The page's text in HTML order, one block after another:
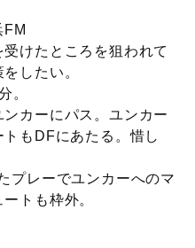
けたところを狙われて
したい。
。
ンカーにパス。ユンカー
もDFにあたる。惜し
プレーでユンカーへのマ
トも枠外。